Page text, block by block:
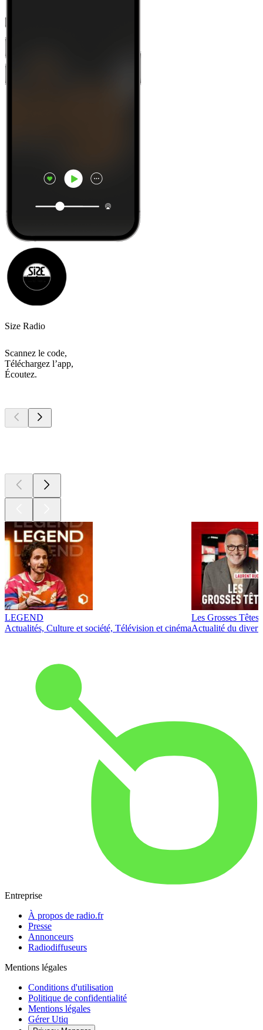
Size Radio
Scannez le code,
Téléchargez l’app,
Écoutez.
LEGEND
Actualités, Culture et société, Télévision et cinéma
Les Grosses Têtes
Actualité du
Entreprise
À propos de radio.fr
Presse
Annonceurs
Radiodiffuseurs
Mentions légales
Conditions d'utilisation
Politique de confidentialité
Mentions légales
Gérer Utiq